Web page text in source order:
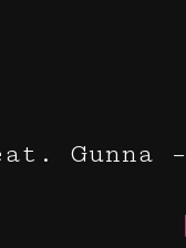
Gunna –